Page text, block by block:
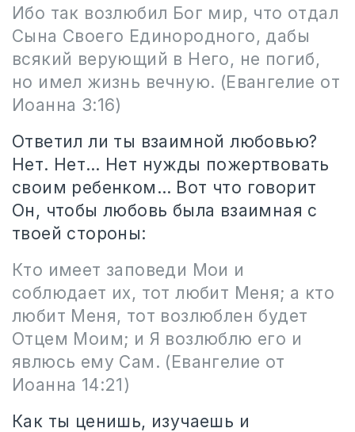
Ибо так возлюбил Бог мир, что отдал
Сына Своего Единородного, дабы
всякий верующий в Него, не погиб,
но имел жизнь вечную. (Евангелие от
Иоанна 3:16)
Ответил ли ты взаимной любовью?
Нет. Нет… Нет нужды пожертвовать
своим ребенком… Вот что говорит
Он, чтобы любовь была взаимная с
твоей стороны:
Кто имеет заповеди Мои и
соблюдает их, тот любит Меня; а кто
любит Меня, тот возлюблен будет
Отцем Моим; и Я возлюблю его и
явлюсь ему Сам. (Евангелие от
Иоанна 14:21)
Как ты ценишь, изучаешь и